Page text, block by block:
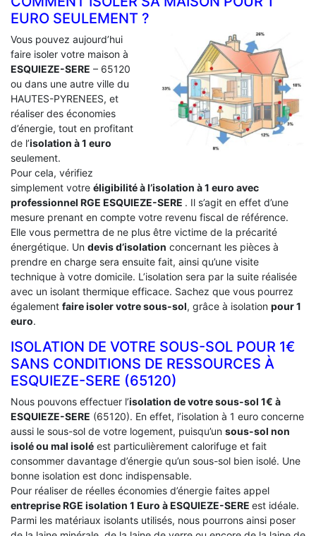
EURO SEULEMENT ?
Vous pouvez aujourd’hui
faire isoler votre maison à
ESQUIEZE-SERE – 65120
ou dans une autre ville du
HAUTES-PYRENEES, et
réaliser des économies
d’énergie, tout en profitant
de l’isolation à 1 euro
seulement.
Pour cela, vérifiez
simplement votre éligibilité à l’isolation à 1 euro avec
professionnel RGE ESQUIEZE-SERE . Il s’agit en effet d’une
mesure prenant en compte votre revenu fiscal de référence.
Elle vous permettra de ne plus être victime de la précarité
énergétique. Un devis d’isolation concernant les pièces à
prendre en charge sera ensuite fait, ainsi qu’une visite
technique à votre domicile. L’isolation sera par la suite réalisée
avec un isolant thermique efficace. Sachez que vous pourrez
également faire isoler votre sous-sol, grâce à isolation pour 1
euro.
ISOLATION DE VOTRE SOUS-SOL POUR 1€
SANS CONDITIONS DE RESSOURCES À
‎ESQUIEZE-SERE (65120)
Nous pouvons effectuer l’isolation de votre sous-sol 1€ à
ESQUIEZE-SERE (65120). En effet, l’isolation à 1 euro concerne
aussi le sous-sol de votre logement, puisqu’un sous-sol non
isolé ou mal isolé est particulièrement calorifuge et fait
consommer davantage d’énergie qu’un sous-sol bien isolé. Une
bonne isolation est donc indispensable.
Pour réaliser de réelles économies d’énergie faites appel
entreprise RGE isolation 1 Euro à ESQUIEZE-SERE est idéale.
Parmi les matériaux isolants utilisés, nous pourrons ainsi poser